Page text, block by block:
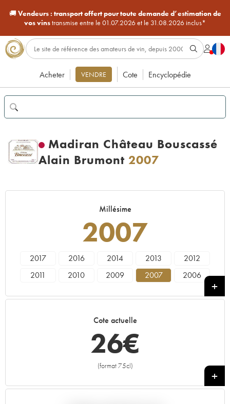
🚚Vendeurs : transport offert pour toute demande d’estimation de
vos vinstransmise entre le 01.07.2026 et le 31.08.2026 inclus*
Acheter VENDRE Cote Encyclopédie
Madiran Château Bouscassé
Alain Brumont 2007
Millésime
2007
2017 2016 2014 2013
2012
2011
2010 2009 2007
2006
1993
1985
Cote actuelle
26€
(format 75cl)
+